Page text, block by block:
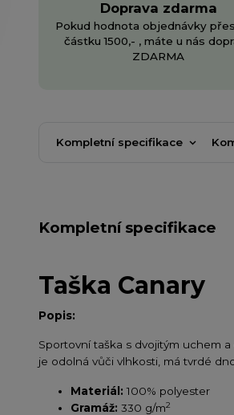
Doprava zdarma
Pokud hodnota objednávky
částku 1500,- , máte u nás
ZDARMA
Kompletní specifikace
Kompletní specifikace
Taška Canary
Popis:
Sportovní taška s dvojitým uchem
je odolná vůči vlhkosti, má tvrdé
Materiál: 100% polyester
Gramáž: 330 g/m2